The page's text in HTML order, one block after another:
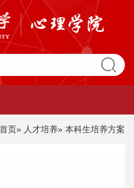
首页» 人才培养» 本科生培养方案